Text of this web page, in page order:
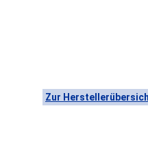
Zur